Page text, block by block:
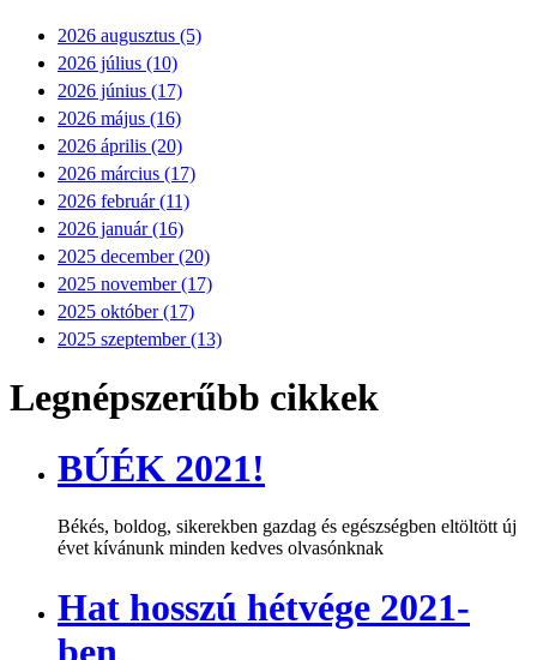
2026 augusztus (5)
2026 július (10)
2026 június (17)
2026 május (16)
2026 április (20)
2026 március (17)
2026 február (11)
2026 január (16)
2025 december (20)
2025 november (17)
2025 október (17)
2025 szeptember (13)
Legnépszerűbb cikkek
BÚÉK 2021!
Békés, boldog, sikerekben gazdag és egészségben eltöltött új
évet kívánunk minden kedves olvasónknak
Hat hosszú hétvége 2021-
ben